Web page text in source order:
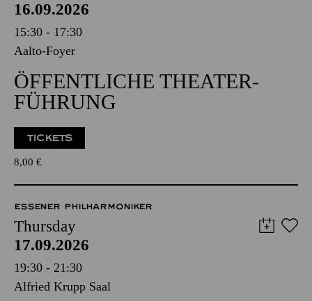
16.09.2026
15:30 - 17:30
Aalto-Foyer
ÖFFENTLICHE THEATER­
FÜHRUNG
TICKETS
8,00 €
ESSENER PHILHARMONIKER
Thursday
17.09.2026
19:30 - 21:30
Alfried Krupp Saal